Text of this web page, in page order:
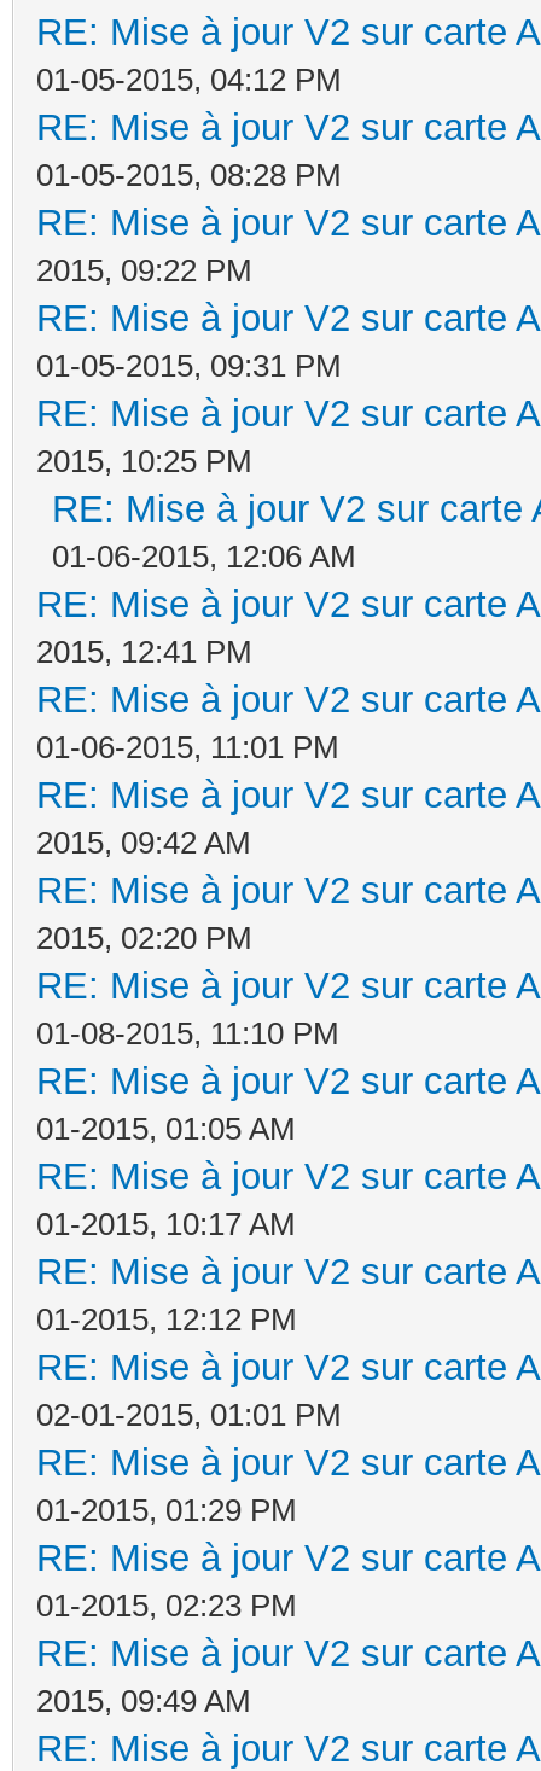
RE: Mise à jour V2 sur carte
01-05-2015, 04:12 PM
RE: Mise à jour V2 sur carte
01-05-2015, 08:28 PM
RE: Mise à jour V2 sur carte
2015, 09:22 PM
RE: Mise à jour V2 sur carte
01-05-2015, 09:31 PM
RE: Mise à jour V2 sur carte
2015, 10:25 PM
RE: Mise à jour V2 sur carte
01-06-2015, 12:06 AM
RE: Mise à jour V2 sur carte
2015, 12:41 PM
RE: Mise à jour V2 sur carte
01-06-2015, 11:01 PM
RE: Mise à jour V2 sur carte
2015, 09:42 AM
RE: Mise à jour V2 sur carte
2015, 02:20 PM
RE: Mise à jour V2 sur carte
01-08-2015, 11:10 PM
RE: Mise à jour V2 sur carte
01-2015, 01:05 AM
RE: Mise à jour V2 sur carte
01-2015, 10:17 AM
RE: Mise à jour V2 sur carte
01-2015, 12:12 PM
RE: Mise à jour V2 sur carte
02-01-2015, 01:01 PM
RE: Mise à jour V2 sur carte
01-2015, 01:29 PM
RE: Mise à jour V2 sur carte
01-2015, 02:23 PM
RE: Mise à jour V2 sur carte
2015, 09:49 AM
RE: Mise à jour V2 sur carte